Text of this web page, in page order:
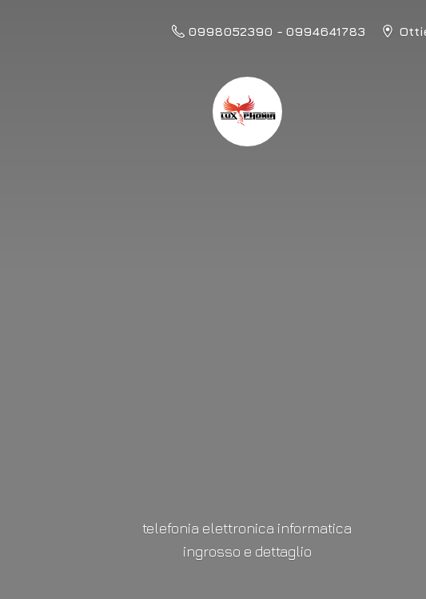
0998052390 - 0994641783
telefonia elettronica informatica
ingrosso e dettaglio